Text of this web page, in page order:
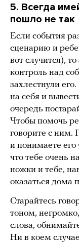
5. Всегда
пошло не так
Если события
сценарию и
вот случится),
контроль над
захлестнули
на себя и
очередь
Чтобы помочь
говорите с ним.
и понимаете
что тебе очень
ножки и тебе,
оказаться дома
Старайтесь
тоном,
слова,
Ни в коем